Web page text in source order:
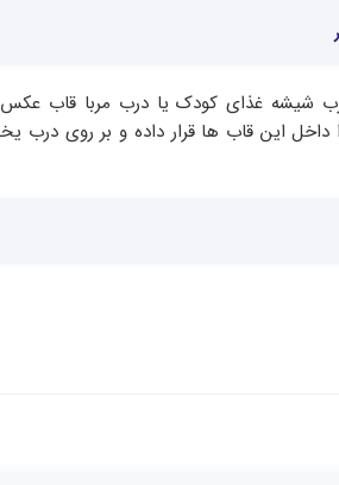
شیشه غذای کودک یا درب مربا قاب
این قاب ها قرار داده و بر روی درب